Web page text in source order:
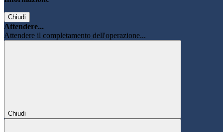
Chiudi
Attendere...
Attendere il completamento dell'operazione...
Chiudi